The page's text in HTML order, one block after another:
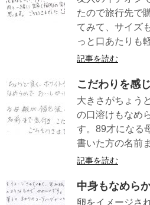
たので旅行先で
てみて、サイズ
っと口あたりも
記事を読む
こだわりを感
大きさがちょう
の口溶けもなめ
す。89才になる
書いた方の名前
記事を読む
中身もなめら
卵をイメージさ